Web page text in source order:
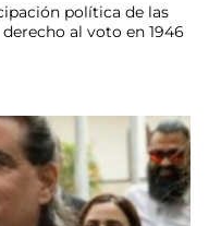
política de las
al voto en 1946